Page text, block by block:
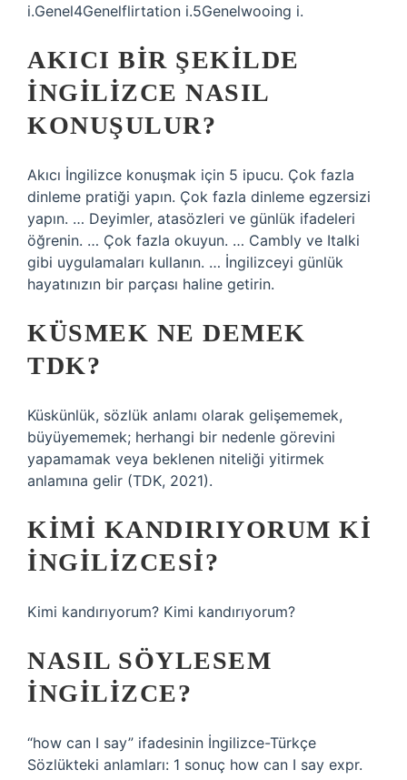
i.Genel4Genelflirtation i.5Genelwooing i.
AKICI BIR ŞEKILDE
INGILIZCE NASIL
KONUŞULUR?
Akıcı İngilizce konuşmak için 5 ipucu. Çok fazla
dinleme pratiği yapın. Çok fazla dinleme egzersizi
yapın. … Deyimler, atasözleri ve günlük ifadeleri
öğrenin. … Çok fazla okuyun. … Cambly ve Italki
gibi uygulamaları kullanın. … İngilizceyi günlük
hayatınızın bir parçası haline getirin.
KÜSMEK NE DEMEK
TDK?
Küskünlük, sözlük anlamı olarak gelişememek,
büyüyememek; herhangi bir nedenle görevini
yapamamak veya beklenen niteliği yitirmek
anlamına gelir (TDK, 2021).
KIMI KANDIRIYORUM KI
INGILIZCESI?
Kimi kandırıyorum? Kimi kandırıyorum?
NASIL SÖYLESEM
INGILIZCE?
“how can I say” ifadesinin İngilizce-Türkçe
Sözlükteki anlamları: 1 sonuç how can I say expr.